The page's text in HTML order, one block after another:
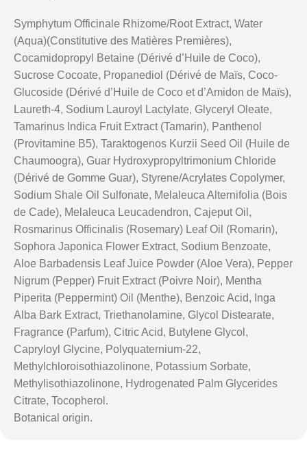
Symphytum Officinale Rhizome/Root Extract, Water
(Aqua)(Constitutive des Matières Premières),
Cocamidopropyl Betaine (Dérivé d’Huile de Coco),
Sucrose Cocoate, Propanediol (Dérivé de Maïs, Coco-
Glucoside (Dérivé d’Huile de Coco et d’Amidon de Maïs),
Laureth-4, Sodium Lauroyl Lactylate, Glyceryl Oleate,
Tamarinus Indica Fruit Extract (Tamarin), Panthenol
(Provitamine B5), Taraktogenos Kurzii Seed Oil (Huile de
Chaumoogra), Guar Hydroxypropyltrimonium Chloride
(Dérivé de Gomme Guar), Styrene/Acrylates Copolymer,
Sodium Shale Oil Sulfonate, Melaleuca Alternifolia (Bois
de Cade), Melaleuca Leucadendron, Cajeput Oil,
Rosmarinus Officinalis (Rosemary) Leaf Oil (Romarin),
Sophora Japonica Flower Extract, Sodium Benzoate,
Aloe Barbadensis Leaf Juice Powder (Aloe Vera), Pepper
Nigrum (Pepper) Fruit Extract (Poivre Noir), Mentha
Piperita (Peppermint) Oil (Menthe), Benzoic Acid, Inga
Alba Bark Extract, Triethanolamine, Glycol Distearate,
Fragrance (Parfum), Citric Acid, Butylene Glycol,
Capryloyl Glycine, Polyquaternium-22,
Methylchloroisothiazolinone, Potassium Sorbate,
Methylisothiazolinone, Hydrogenated Palm Glycerides
Citrate, Tocopherol.
Botanical origin.